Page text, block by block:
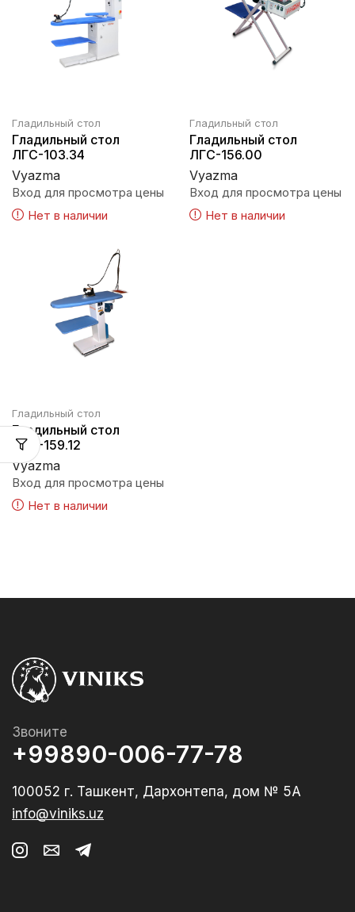
Гладильный стол
Гладильный стол
ЛГС-103.34
Vyazma
Вход для просмотра цены
Нет в наличии
Гладильный стол
Гладильный стол
ЛГС-156.00
Vyazma
Вход для просмотра цены
Нет в наличии
Гладильный стол
Гладильный стол
ЛГС-159.12
Vyazma
Вход для просмотра цены
Нет в наличии
Звоните
+99890-006-77-78
100052 г. Ташкент, Дархонтепа, дом № 5А
info@viniks.uz